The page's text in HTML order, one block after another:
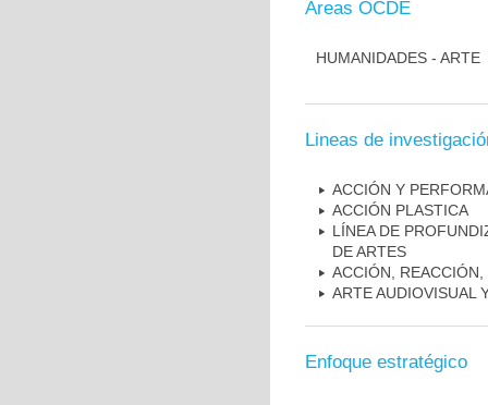
Áreas OCDE
HUMANIDADES - ARTE
Lineas de
ACCIÓN Y
ACCIÓN PLASTICA
LÍNEA DE
DE ARTES
ACCIÓN,
ARTE AUDIOVISUAL
Enfoque estratégico